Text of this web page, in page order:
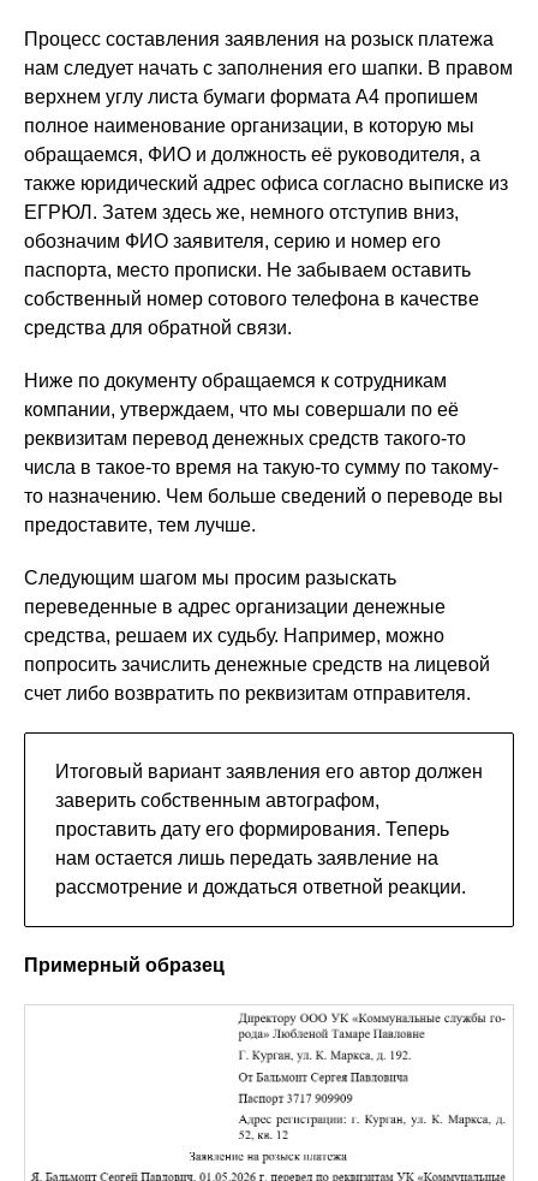
Процесс составления заявления на розыск платежа
нам следует начать с заполнения его шапки. В правом
верхнем углу листа бумаги формата А4 пропишем
полное наименование организации, в которую мы
обращаемся, ФИО и должность её руководителя, а
также юридический адрес офиса согласно выписке из
ЕГРЮЛ. Затем здесь же, немного отступив вниз,
обозначим ФИО заявителя, серию и номер его
паспорта, место прописки. Не забываем оставить
собственный номер сотового телефона в качестве
средства для обратной связи.
Ниже по документу обращаемся к сотрудникам
компании, утверждаем, что мы совершали по её
реквизитам перевод денежных средств такого-то
числа в такое-то время на такую-то сумму по такому-
то назначению. Чем больше сведений о переводе вы
предоставите, тем лучше.
Следующим шагом мы просим разыскать
переведенные в адрес организации денежные
средства, решаем их судьбу. Например, можно
попросить зачислить денежные средств на лицевой
счет либо возвратить по реквизитам отправителя.
Итоговый вариант заявления его автор должен
заверить собственным автографом,
проставить дату его формирования. Теперь
нам остается лишь передать заявление на
рассмотрение и дождаться ответной реакции.
Примерный образец